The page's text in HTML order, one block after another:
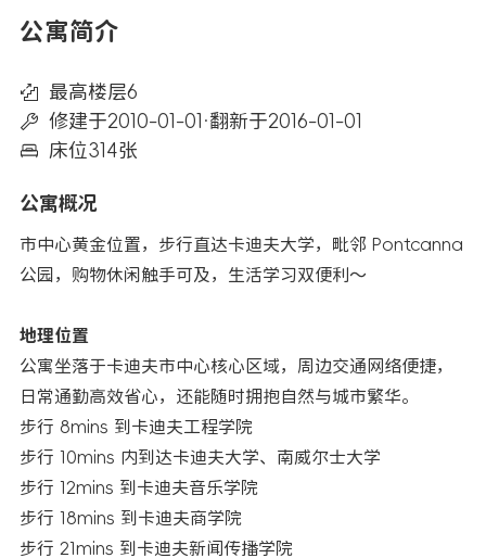
公寓简介
最高楼层6
修建于2010-01-01 ·翻新于2016-01-01
床位314张
公寓概况
市中心黄金位置，步行直达卡迪夫大学，毗邻 Pontcanna
公园，购物休闲触手可及，生活学习双便利～
地理位置
公寓坐落于卡迪夫市中心核心区域，周边交通网络便捷，
日常通勤高效省心，还能随时拥抱自然与城市繁华。
步行 8mins 到卡迪夫工程学院
步行 10mins 内到达卡迪夫大学、南威尔士大学
步行 12mins 到卡迪夫音乐学院
步行 18mins 到卡迪夫商学院
步行 21mins 到卡迪夫新闻传播学院